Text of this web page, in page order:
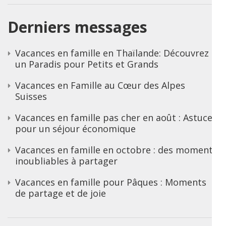
Derniers messages
Vacances en famille en Thaïlande: Découvrez
un Paradis pour Petits et Grands
Vacances en Famille au Cœur des Alpes
Suisses
Vacances en famille pas cher en août : Astuces
pour un séjour économique
Vacances en famille en octobre : des moments
inoubliables à partager
Vacances en famille pour Pâques : Moments
de partage et de joie